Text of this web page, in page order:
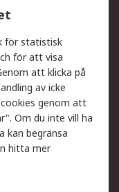
Support
av varor
din order
med RS-konto
för statistisk
för att visa
att klicka på
av icke
genom att
Om du inte vill ha
kan begränsa
hitta mer